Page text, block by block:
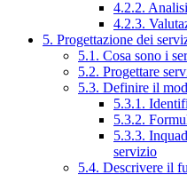
4.2.2.
4.2.3.
5. Progettazione dei
5.1. Cosa sono i
5.2. Progettare
5.3. Definire il
5.3.1.
5.3.2.
5.3.3.
servizio
5.4. Descrivere il